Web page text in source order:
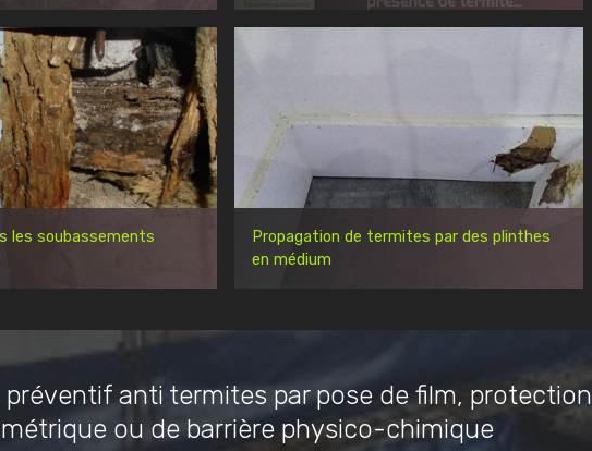
les soubassements
Propagation de termites par des plinthes
en médium
anti termites par pose de film, protection
ou de barrière physico-chimique